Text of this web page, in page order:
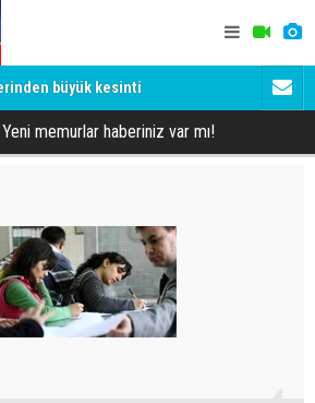
büyük kesinti
Yeni memurlar haberiniz var mı!